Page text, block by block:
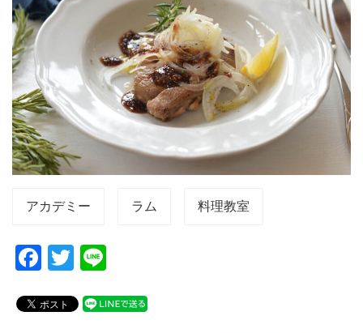
アカデミー ラム 料理教室
F
c
T
tt
e